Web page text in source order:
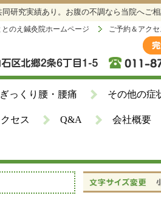
研究実績あり。お腹の不調なら当院へご相
とのえ鍼灸院ホームページ
ご予約＆アクセ
ぎっくり腰・腰痛 その他の症
セス Q&A 会社概要